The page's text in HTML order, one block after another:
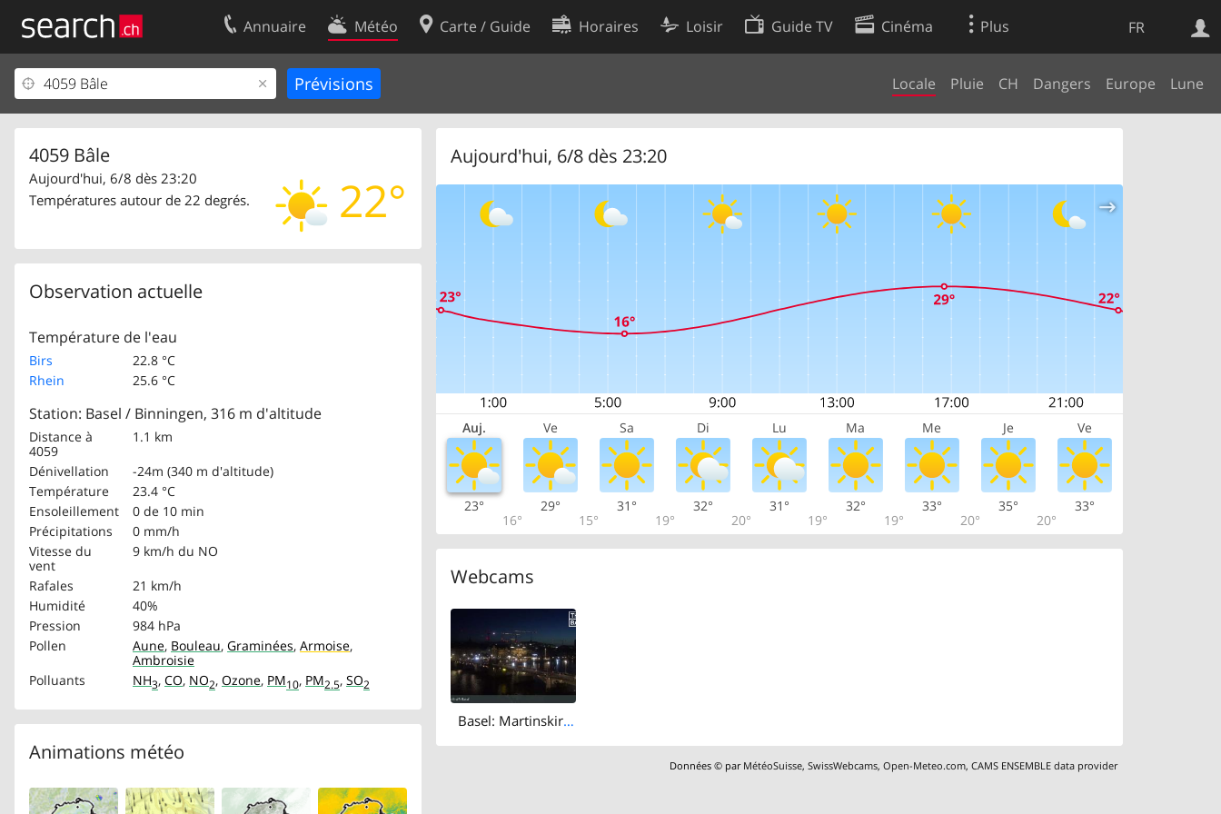
FR
Annuaire Météo Carte / Guide Horaires Loisir Guide TV Cinéma Plus
Locale Pluie CH Dangers Europe Lune
4059 Bâle
22°
Aujourd'hui, 6/8 dès 23:20
Températures autour de 22 degrés.
Observation actuelle
Température de l'eau
Birs
22.8 °C
Rhein
25.6 °C
Station: Basel / Binningen, 316 m d'altitude
Distance à
4059
1.1 km
Dénivellation
-24m (340 m d'altitude)
Température
23.4 °C
Ensoleillement
0 de 10 min
Précipitations
0 mm/h
Vitesse du
vent
9 km/h du NO
Rafales
21 km/h
Humidité
40%
Pression
984 hPa
Pollen
Aune, Bouleau, Graminées, Armoise,
Ambroisie
Polluants
NH3, CO, NO2, Ozone, PM10, PM2.5, SO2
Animations météo
Aujourd'hui, 6/8 dès 23:20
Auj. Ve Sa Di Lu Ma Me Je Ve
23°
16°
29°
15°
31°
19°
32°
20°
31°
19°
32°
19°
33°
20°
35°
20°
33°
Webcams
Basel: Martinskirche - Peterskirche - Middle Bridge, Basel - Basel Minster - Pfalz - Universität Basel - Spalentor - Rhine Promenade - Wettsteinbrücke
Données © par MétéoSuisse,SwissWebcams,Open-Meteo.com,CAMS ENSEMBLE data provider
Web
Votre inscription
Centre clients
Mentions Légales
Contact
Conditions d’utilisation
Préférences de cookies